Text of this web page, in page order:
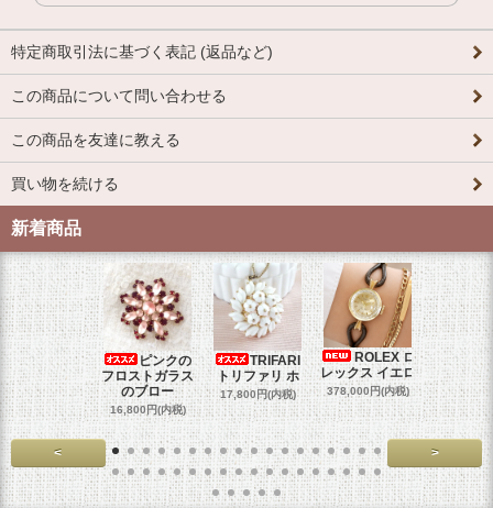
特定商取引法に基づく表記 (返品など)
この商品について問い合わせる
この商品を友達に教える
買い物を続ける
新着商品
ピンクの
フロストガラス
のブロー
16,800円(内税)
TRIFARI
トリファリ ホ
17,800円(内税)
ROLEX ロ
レックス イエロ
378,000円(内税)
ジュリア
29,000円(
< >